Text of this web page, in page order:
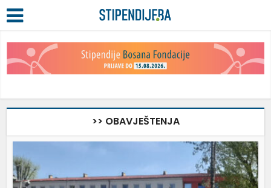
>> OBAVJEŠTENJA